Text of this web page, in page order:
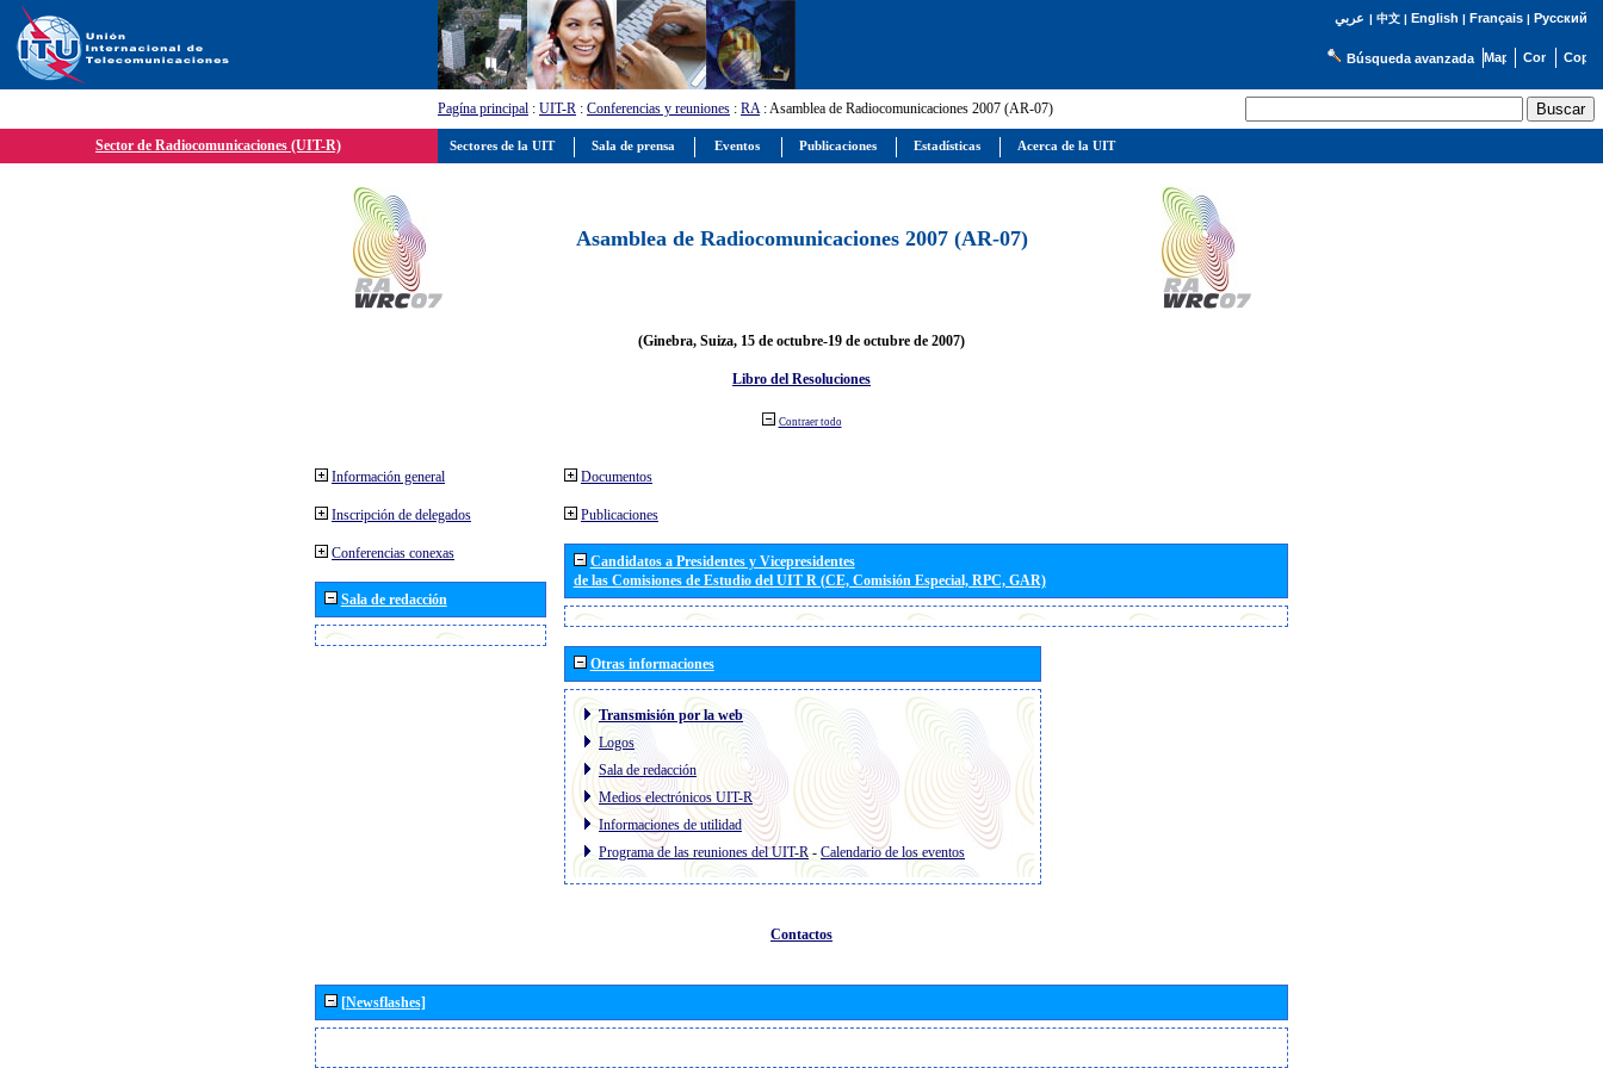
عربي | 中文| English | Français| Русский
Búsqueda avanzada
Pagína principal : UIT-R : Conferencias y reuniones : RA: Asamblea de Radiocomunicaciones 2007 (AR-07)
Sector de Radiocomunicaciones (UIT-R)
Asamblea de Radiocomunicaciones 2007 (AR-07)
(Ginebra, Suiza, 15 de octubre-19 de octubre de 2007)
Libro del Resoluciones
Contraer todo
Información general
Inscripción de delegados
Conferencias conexas
Sala de redacción
Documentos
Publicaciones
Candidatos a Presidentes y Vicepresidentes
de las Comisiones de Estudio del UIT R (CE, Comisión Especial, RPC, GAR)
Otras informaciones
Transmisión por la web
Logos
Sala de redacción
Medios electrónicos UIT-R
Informaciones de utilidad
Programa de las reuniones del UIT-R- Calendario de los eventos
Contactos
[Newsflashes]
Sectores de la UIT Sala de prensa Eventos Publicaciones Estadísticas Acerca de la UIT